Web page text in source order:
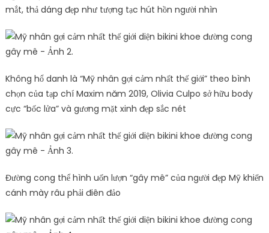
mắt, thả dáng đẹp như tượng tạc hút hồn người nhìn
Không hổ danh là “Mỹ nhân gợi cảm nhất thế giới” theo bình
chọn của tạp chí Maxim năm 2019, Olivia Culpo sở hữu body
cực “bốc lửa” và gương mặt xinh đẹp sắc nét
Đường cong thể hình uốn lượn “gây mê” của người đẹp Mỹ khiến
cánh mày râu phải điên đảo